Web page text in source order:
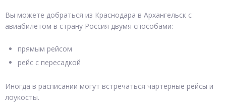
Вы можете добраться из Краснодара в Архангельск с
авиабилетом в страну Россия двумя способами:
прямым рейсом
рейс с пересадкой
Иногда в расписании могут встречаться чартерные рейсы и
лоукосты.